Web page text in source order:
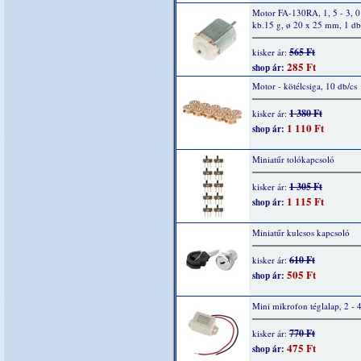
Motor FA-130RA, 1, 5 - 3,
kb.15 g, ø 20 x 25 mm, 1 db
kisker ár: 565 Ft
shop ár: 285 Ft
Motor - kötélcsiga, 10 db/cs
kisker ár: 1 380 Ft
shop ár: 1 110 Ft
Miniatűr tolókapcsoló
kisker ár: 1 305 Ft
shop ár: 1 115 Ft
Miniatűr kulcsos kapcsoló
kisker ár: 610 Ft
shop ár: 505 Ft
Mini mikrofon téglalap, 2 -
kisker ár: 770 Ft
shop ár: 475 Ft